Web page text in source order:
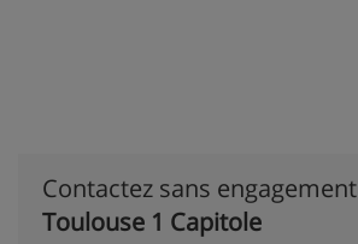
Contactez sans engagement
Toulouse 1 Capitole